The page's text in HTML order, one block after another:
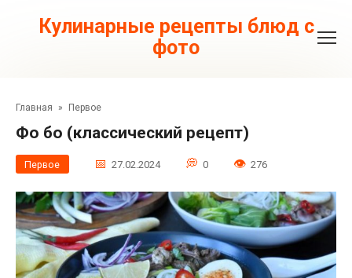
контентуКулинарные рецепты блюд с
фото
Главная » Первое
Фо бо (классический рецепт)
Первое 27.02.2024 0 276